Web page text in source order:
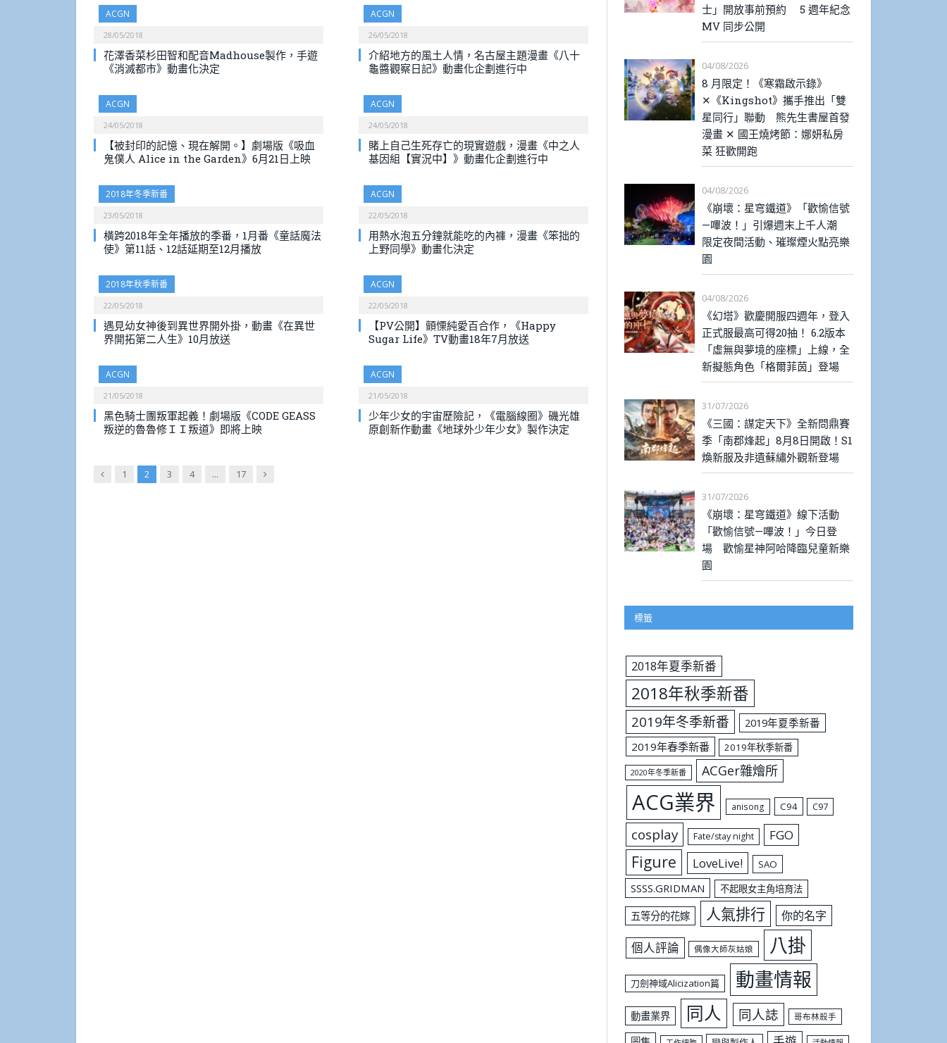
ACGN
28/05/2018
花澤香菜杉田智和配音Madhouse製作，手遊
《消滅都市》動畫化決定
ACGN
26/05/2018
介紹地方的風土人情，名古屋主題漫畫《八十
龜醬觀察日記》動畫化企劃進行中
ACGN
24/05/2018
【被封印的記憶、現在解開。】劇場版《吸血
鬼僕人 Alice in the Garden》6月21日上映
ACGN
24/05/2018
賭上自己生死存亡的現實遊戲，漫畫《中之人
基因組【實況中】》動畫化企劃進行中
2018年冬季新番
23/05/2018
橫跨2018年全年播放的季番，1月番《童話魔法
使》第11話、12話延期至12月播放
ACGN
22/05/2018
用熱水泡五分鐘就能吃的內褲，漫畫《笨拙的
上野同學》動畫化決定
2018年秋季新番
22/05/2018
遇見幼女神後到異世界開外掛，動畫《在異世
界開拓第二人生》10月放送
ACGN
22/05/2018
【PV公開】顫慄純愛百合作，《Happy
Sugar Life》TV動畫18年7月放送
ACGN
21/05/2018
黑色騎士團叛軍起義！劇場版《CODE GEASS
叛逆的魯魯修ＩＩ叛道》即將上映
ACGN
21/05/2018
少年少女的宇宙歷險記，《電腦線圈》磯光雄
原創新作動畫《地球外少年少女》製作決定
Previous
1 2 3 4 ... 17 Next
士」開放事前預約 5 週年紀念
MV 同步公開
04/08/2026
8 月限定！《寒霜啟示錄》
✕《Kingshot》攜手推出「雙
星同行」聯動 熊先生書屋首發
漫畫 ✕ 國王燒烤節：娜妍私房
菜 狂歡開跑
04/08/2026
《崩壞：星穹鐵道》「歡愉信號
—嗶波！」引爆週末上千人潮
限定夜間活動、璀璨煙火點亮樂
園
04/08/2026
《幻塔》歡慶開服四週年，登入
正式服最高可得20抽！ 6.2版本
「虛無與夢境的座標」上線，全
新擬態角色「格爾菲茵」登場
31/07/2026
《三國：謀定天下》全新問鼎賽
季「南郡烽起」8月8日開啟！S1
煥新服及非遺蘇繡外觀新登場
31/07/2026
《崩壞：星穹鐵道》線下活動
「歡愉信號—嗶波！」今日登
場 歡愉星神阿哈降臨兒童新樂
園
標籤
2018年夏季新番
2018年秋季新番
2019年冬季新番
2019年夏季新番
2019年春季新番
2019年秋季新番
2020年冬季新番 ACGer雜燴所
ACG業界 anisong C94 C97
cosplay Fate/stay night FGO
Figure LoveLive! SAO
SSSS.GRIDMAN 不起眼女主角培育法
五等分的花嫁 人氣排行 你的名字
個人評論 偶像大師灰姑娘 八掛
刀劍神域Alicization篇 動畫情報
動畫業界 同人 同人誌 哥布林殺手